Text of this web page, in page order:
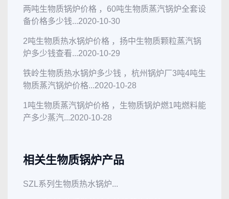
两吨生物质锅炉价格 ，60吨生物质蒸汽锅炉全套设
备价格多少钱...2020-10-30
2吨生物质热水锅炉价格 ，扬中生物质颗粒蒸汽锅
炉多少钱查看...2020-10-29
铁岭生物质热水锅炉多少钱 ，杭州锅炉厂3吨4吨生
物质蒸汽锅炉价格...2020-10-28
1吨生物质蒸汽锅炉价格 ，生物质锅炉燃1吨燃料能
产多少蒸汽...2020-10-28
相关生物质锅炉产品
SZL系列生物质热水锅炉...